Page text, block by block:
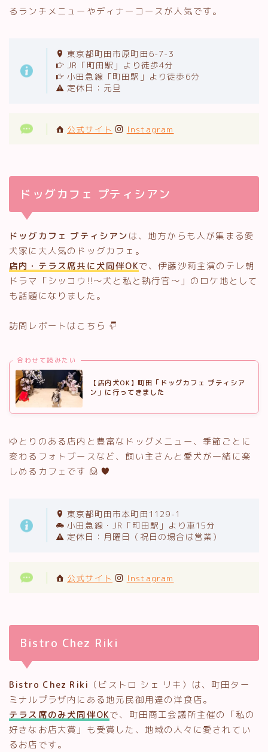
るランチメニューやディナーコースが人気です。
東京都町田市原町田6-7-3
JR「町田駅」より徒歩4分
小田急線「町田駅」より徒歩6分
定休日：元旦
公式サイト Instagram
ドッグカフェ プティシアン
ドッグカフェ プティシアンは、地方からも人が集まる愛
犬家に大人気のドッグカフェ。
店内・テラス席共に犬同伴OKで、伊藤沙莉主演のテレ朝
ドラマ「シッコウ!!～犬と私と執行官～」のロケ地として
も話題になりました。
訪問レポートはこちら
合わせて読みたい
【店内犬OK】町田「ドッグカフェ プティシア
ン」に行ってきました
ゆとりのある店内と豊富なドッグメニュー、季節ごとに
変わるフォトブースなど、飼い主さんと愛犬が一緒に楽
しめるカフェです
東京都町田市本町田1129-1
小田急線・JR「町田駅」より車15分
定休日：月曜日（祝日の場合は営業）
公式サイト Instagram
Bistro Chez Riki
Bistro Chez Riki （ビストロ シェ リキ）は、町田ター
ミナルプラザ内にある地元民御用達の洋食店。
テラス席のみ犬同伴OKで、町田商工会議所主催の「私の
好きなお店大賞」も受賞した、地域の人々に愛されてい
るお店です。